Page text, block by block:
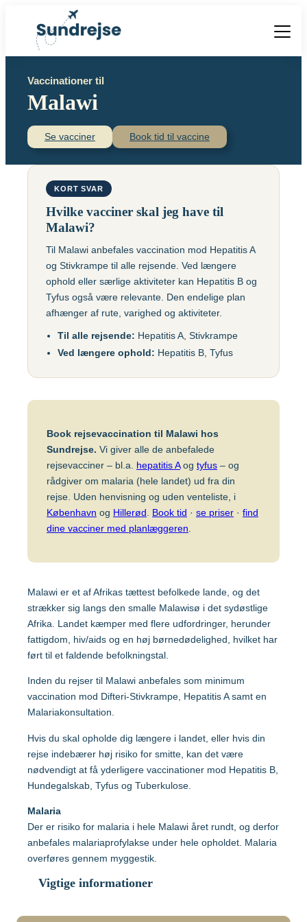
Vacciner
Vacciner
Centraleuropæisk
Hjernebetændelse
(TBE)
Chikungunyavaccine
(Ixchiq)
Denguefeber
Gul feber
Helvedesild (Zoster)
Ambirix
Hepatitis B
HPV
Hundegalskab –
Rabies
hjernebetændelse
Malaria
Meningokokker
(ACWY)
MFR (MMR)
Mpox-vaccine
(Imvanex)
Respiratorisk
Syncytialvirus (RSV)
Skoldkopper (Chicken
Pox)
Stivkrampe (Difteri-
Stivkrampe)
Vaccination af gravide
Vaccination af børn
Mere viden om
Destinationer
Find over 240 destinationer!
Populære destinationer
Cambodja
Ghana
Indien
Indonesien
Japan
Mozambique
Myanmar
Nepal
Nigeria
Peru
Priser
Vaccinationer til
Malawi
Se vacciner Book tid til vaccine
KORT SVAR
Hvilke vacciner skal jeg have til
Malawi?
Til Malawi anbefales vaccination mod Hepatitis A
og Stivkrampe til alle rejsende. Ved længere
ophold eller særlige aktiviteter kan Hepatitis B og
Tyfus også være relevante. Den endelige plan
afhænger af rute, varighed og aktiviteter.
Til alle rejsende: Hepatitis A, Stivkrampe
Ved længere ophold: Hepatitis B, Tyfus
Book rejsevaccination til Malawi hos
Sundrejse. Vi giver alle de anbefalede
rejsevacciner – bl.a. hepatitis Aog tyfus – og
rådgiver om malaria (hele landet) ud fra din
rejse. Uden henvisning og uden venteliste, i
København og Hillerød Book tid · se priser · find
dine vacciner med planlæggeren
Malawi er et af Afrikas tættest befolkede lande, og det
strækker sig langs den smalle Malawisø i det sydøstlige
Afrika. Landet kæmper med flere udfordringer, herunder
fattigdom, hiv/aids og en høj børnedødelighed, hvilket har
ført til et faldende befolkningstal.
Inden du rejser til Malawi anbefales som minimum
vaccination mod Difteri-Stivkrampe, Hepatitis A samt en
Malariakonsultation.
Hvis du skal opholde dig længere i landet, eller hvis din
rejse indebærer høj risiko for smitte, kan det være
nødvendigt at få yderligere vaccinationer mod Hepatitis B,
Hundegalskab, Tyfus og Tuberkulose.
Malaria
Der er risiko for malaria i hele Malawi året rundt, og derfor
anbefales malariaprofylakse under hele opholdet. Malaria
overføres gennem myggestik.
Vigtige informationer